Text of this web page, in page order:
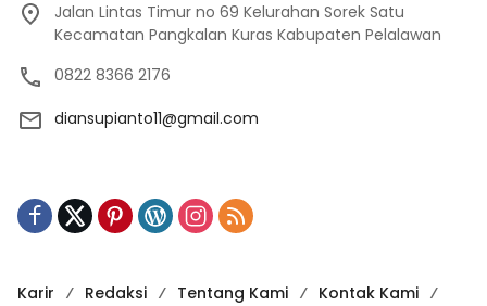
Jalan Lintas Timur no 69 Kelurahan Sorek Satu
Kecamatan Pangkalan Kuras Kabupaten Pelalawan
0822 8366 2176
diansupianto11@gmail.com
Karir Redaksi Tentang Kami Kontak Kami